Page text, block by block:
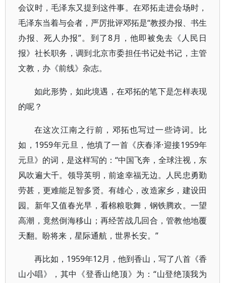
会议时，毛泽东又提到这件事。在邓拓走进会场时，
毛泽东当着与会者，严厉批评邓拓是“教授办报、书生
办报、死人办报”。到了8月，他即被免去《人民日
报》社长职务，调到北京市委担任书记处书记，主管
文教，办《前线》杂志。
如此形势，如此境遇，在邓拓的笔下是怎样表现
的呢？
在这次江南之行前，邓拓也写过一些诗词。比
如，1959年元旦，他填了一首《庆春泽·迎接1959年
元旦》的词，是这样写的：“中国飞奔，全球注视，东
风吹遍大千。领导英明，前途幸福无边。人民忠勇勤
劳甚，更难能足智多贤。有雄心，改造家乡，建设田
园。新年又值春光早，看棉粮歌舞，钢铁腾欢。一望
高潮，竟然倒海移山；再经苦战几回合，管教他地覆
天翻。盼将来，星际通航，世界长安。”
再比如，1959年12月，他到香山，写了八首《香
山小唱》，其中《登香山绝顶》为：“山登绝顶我为